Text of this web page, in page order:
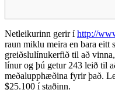
Netleikurinn gerir íhttp://
raun miklu meira en bara eitt
greiðslulínukerfið til að
línur og þú getur 243 leið til
meðalupphæðina fyrir það.
$25.100 í staðinn.